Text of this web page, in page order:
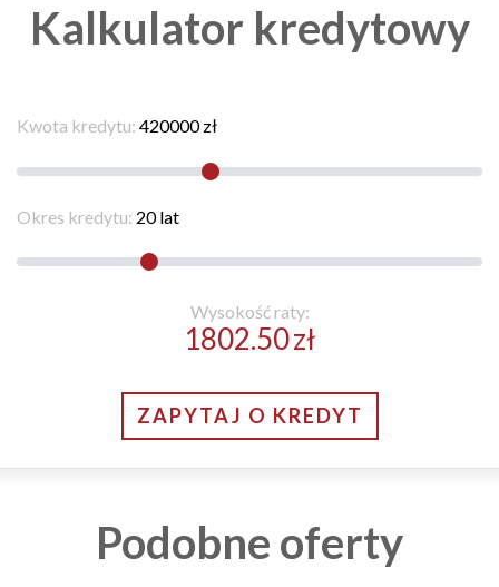
Kalkulator kredytowy
Kwota kredytu: 420000 zł
Okres kredytu: 20 lat
Wysokość raty:
1802.50zł
ZAPYTAJ O KREDYT
Podobne oferty